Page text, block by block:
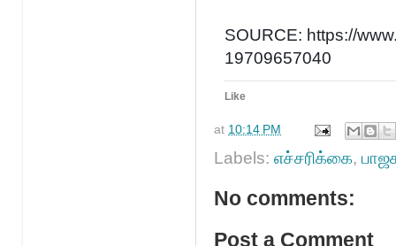
SOURCE: https://
19709657040
Like
at 10:14 PM
Labels: எச்சரிக்கை,
No comments:
Post a Comment